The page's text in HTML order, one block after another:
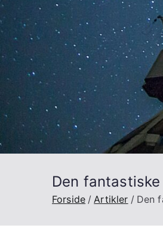
Den
Forside Artikler Den